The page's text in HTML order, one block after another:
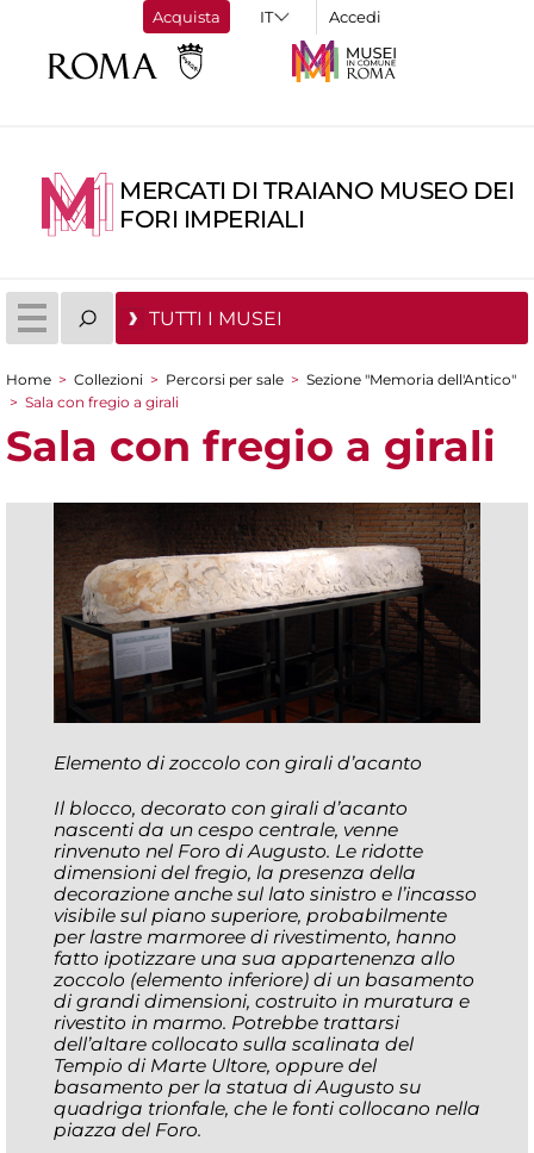
Acquista Accedi
MERCATI DI TRAIANO MUSEO DEI
FORI IMPERIALI
TUTTI I MUSEI
Tu sei qui
Home > Collezioni > Percorsi per sale > Sezione "Memoria dell'Antico"
> Sala con fregio a girali
Sala con fregio a girali
Elemento di zoccolo con girali d’acanto
Il blocco, decorato con girali d’acanto
nascenti da un cespo centrale, venne
rinvenuto nel Foro di Augusto. Le ridotte
dimensioni del fregio, la presenza della
decorazione anche sul lato sinistro e l’incasso
visibile sul piano superiore, probabilmente
per lastre marmoree di rivestimento, hanno
fatto ipotizzare una sua appartenenza allo
zoccolo (elemento inferiore) di un basamento
di grandi dimensioni, costruito in muratura e
rivestito in marmo. Potrebbe trattarsi
dell’altare collocato sulla scalinata del
Tempio di Marte Ultore, oppure del
basamento per la statua di Augusto su
quadriga trionfale, che le fonti collocano nella
piazza del Foro.